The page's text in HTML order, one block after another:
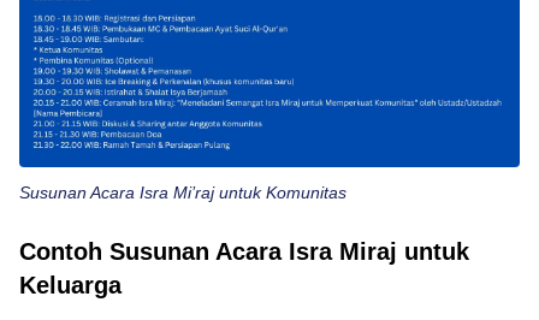
Susunan Acara Isra Mi’raj untuk Komunitas
Contoh Susunan Acara Isra Miraj untuk
Keluarga